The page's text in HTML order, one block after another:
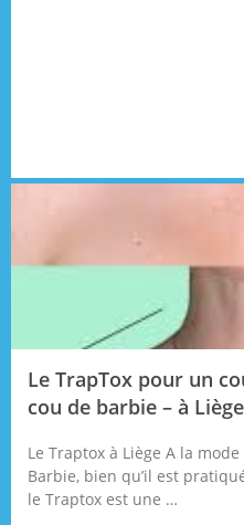
Le TrapTox pour un
cou de barbie – à Liège
Le Traptox à Liège A la
Barbie, bien qu’il est
le Traptox est une …